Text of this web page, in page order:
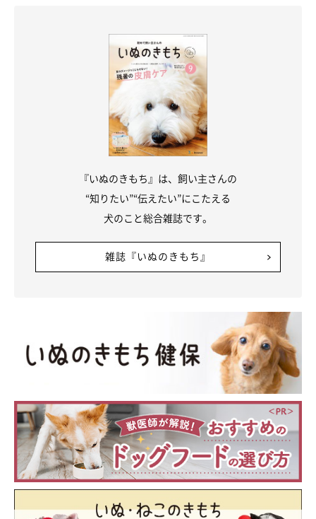
『いぬのきもち』は、飼い主さんの
“知りたい”“伝えたい”にこたえる
犬のこと総合雑誌です。
雑誌『いぬのきもち』